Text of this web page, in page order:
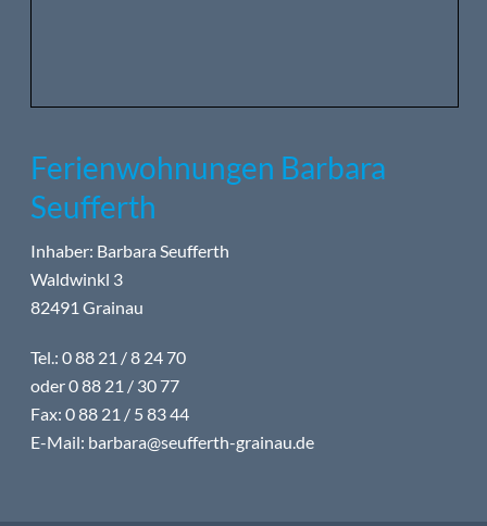
Ferienwohnungen Barbara
Seufferth
Inhaber: Barbara Seufferth
Waldwinkl 3
82491 Grainau
Tel.: 0 88 21 / 8 24 70
oder 0 88 21 / 30 77
Fax: 0 88 21 / 5 83 44
E-Mail: barbara@seufferth-grainau.de